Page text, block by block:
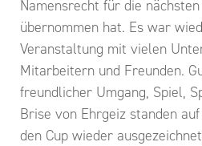
Namensrecht für die
übernommen hat. Es war
Veranstaltung mit vielen
Mitarbeitern und Freunden.
freundlicher Umgang, Spiel,
Brise von Ehrgeiz standen
den Cup wieder